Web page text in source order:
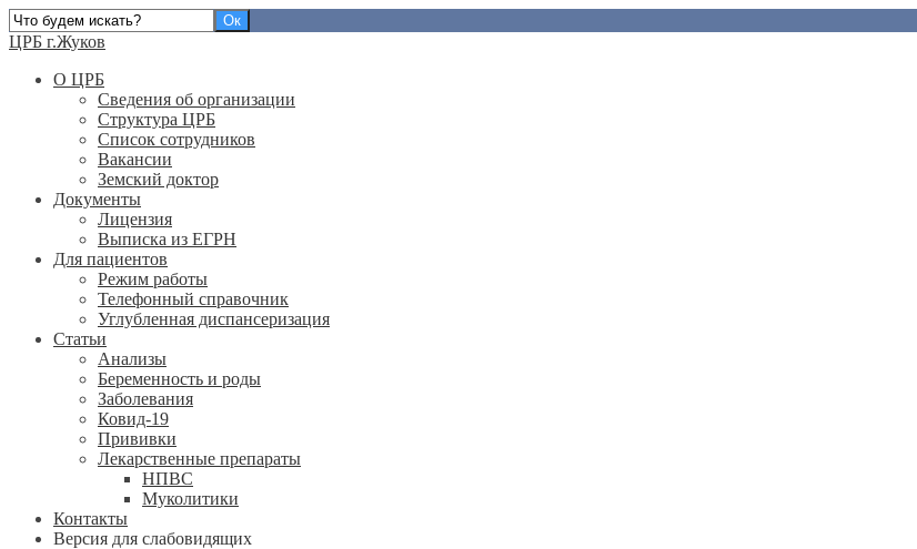
ЦРБ г.Жуков
О ЦРБ
Сведения об организации
Структура ЦРБ
Список сотрудников
Вакансии
Земский доктор
Документы
Лицензия
Выписка из ЕГРН
Для пациентов
Режим работы
Телефонный справочник
Углубленная диспансеризация
Статьи
Анализы
Беременность и роды
Заболевания
Ковид-19
Прививки
Лекарственные препараты
НПВС
Муколитики
Контакты
Версия для слабовидящих